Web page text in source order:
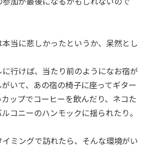
当に悲しかったというか、呆然とし
行けば、当たり前のようになお宿が
いて、あの宿の椅子に座ってギター
ップでコーヒーを飲んだり、ネコた
コニーのハンモックに揺られたり。
ミングで訪れたら、そんな環境がい